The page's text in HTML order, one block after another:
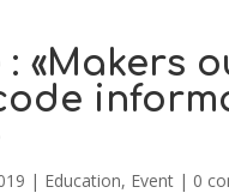
«Makers
| Education, Event | 0